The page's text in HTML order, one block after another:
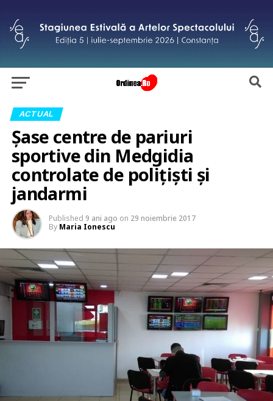
ACTUAL
Șase centre de pariuri
sportive din Medgidia
controlate de polițiști și
jandarmi
Published 9 ani ago on 29 noiembrie 2017
By Maria Ionescu